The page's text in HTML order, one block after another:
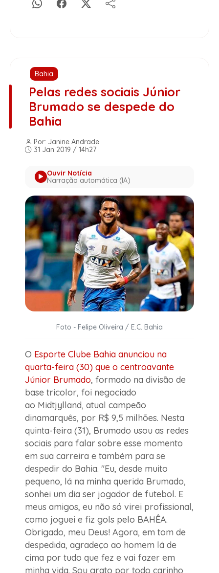
Bahia
Pelas redes sociais Júnior
Brumado se despede do
Bahia
Por: Janine Andrade
31 Jan 2019 / 14h27
Ouvir Notícia
Narração automática (IA)
Foto - Felipe Oliveira / E.C. Bahia
O Esporte Clube Bahia anunciou na
quarta-feira (30) que o centroavante
Júnior Brumado, formado na divisão de
base tricolor, foi negociado
ao Midtjylland, atual campeão
dinamarquês, por R$ 9,5 milhões. Nesta
quinta-feira (31), Brumado usou as redes
sociais para falar sobre esse momento
em sua carreira e também para se
despedir do Bahia. "Eu, desde muito
pequeno, lá na minha querida Brumado,
sonhei um dia ser jogador de futebol. E
meus amigos, eu não só virei profissional,
como joguei e fiz gols pelo BAHÊA.
Obrigado, meu Deus! Agora, em tom de
despedida, agradeço ao homem lá de
cima por tudo que fez e vai fazer em
minha vida. Sou grato por todo carinho